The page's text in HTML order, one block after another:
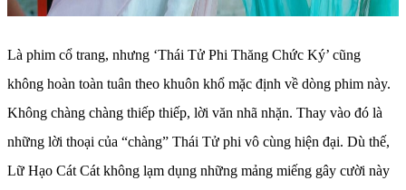
Là phim cổ trang, nhưng ‘Thái Tử Phi Thăng Chức Ký’ cũng
không hoàn toàn tuân theo khuôn khổ mặc định về dòng phim này.
Không chàng chàng thiếp thiếp, lời văn nhã nhặn. Thay vào đó là
những lời thoại của “chàng” Thái Tử phi vô cùng hiện đại. Dù thế,
Lữ Hạo Cát Cát không lạm dụng những mảng miếng gây cười này